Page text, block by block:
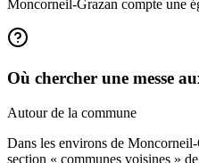
Moncorneil-Grazan compte une
Où chercher une messe
Autour de la commune
Dans les environs de Moncorneil-
section « communes voisines »